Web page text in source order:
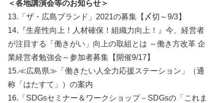
＜各地講演会等のお知らせ＞
13.「ザ・広島ブランド」2021の募集【〆切～9/3】
14.『生産性向上！人材確保！組織力向上！』今、経営者
が注目する「働きがい」向上の取組とは ～働き方改革 企
業経営者勉強会～参加者募集【開催9/17】
15.≪広島県≫「働きたい人全力応援ステーション」（通
称「はたすて」）の案内
16.「SDGsセミナー＆ワークショップ－SDGsの「これま